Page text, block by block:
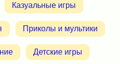
Казуальные игры
Приколы и мультики
Детские игры